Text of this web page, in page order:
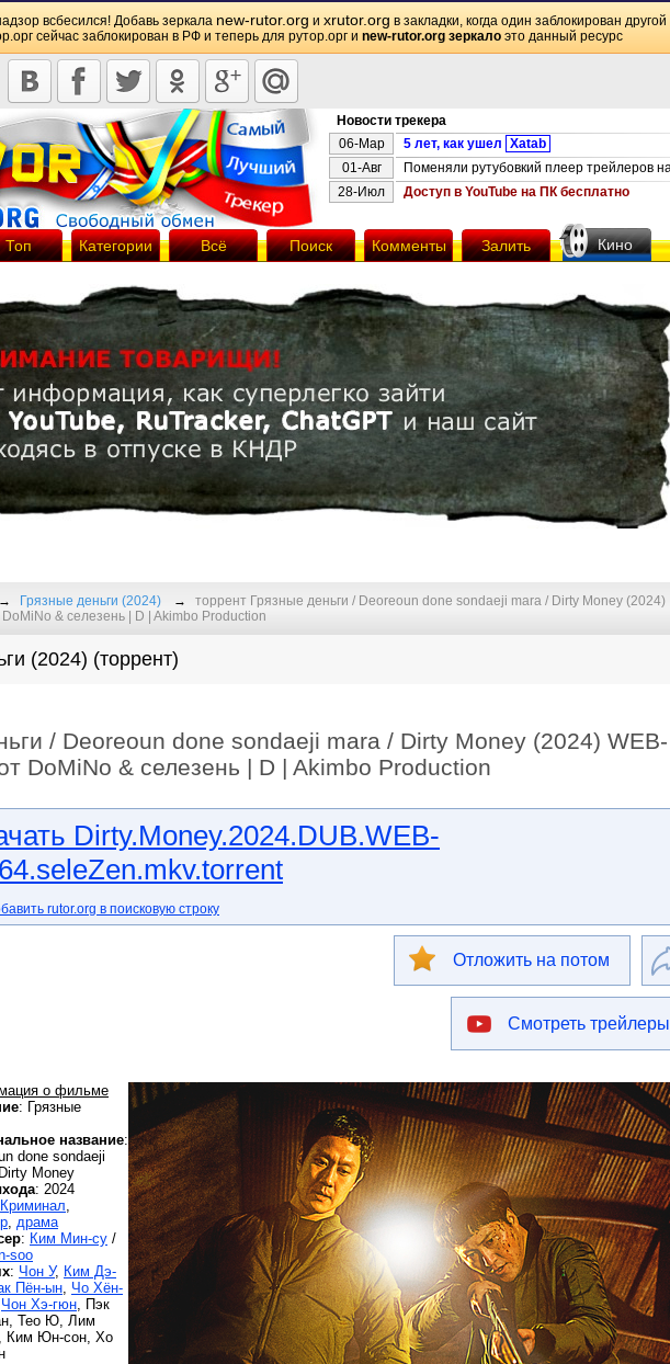
всбесился! Добавь зеркала new-rutor.org и xrutor.org в закладки, когда один заблокирован
сейчас заблокирован в РФ и теперь для рутор.орг и new-rutor.org зеркало это данный ресурс
Новости трекера
06-Мар
5 лет, как ушел Xatab
01-Авг
Поменяли рутубовкий плеер трейлеров
28-Июл
Доступ в YouTube на ПК бесплатно
Топ Категории Всё Поиск Комменты Залить Кино
Грязные деньги (2024)
торрент Грязные деньги / Deoreoun done sondaeji mara / Dirty Money (2024)
& селезень | D | Akimbo Production
(2024) (торрент)
/ Deoreoun done sondaeji mara / Dirty Money (2024) WEB-
DoMiNo & селезень | D | Akimbo Production
Dirty.Money.2024.DUB.WEB-
rutor.org в поисковую строку
Отложить на потом
Смотреть трейлеры
о фильме
: Грязные
название:
done sondaeji
Money
: 2024
Криминал,
, драма
: Ким Мин-су /
soo
: Чон У, Ким Дэ-
Пён-ын, Чо Хён-
Чон Хэ-гюн, Пэк
Тео Ю, Лим
Ким Юн-сон, Хо